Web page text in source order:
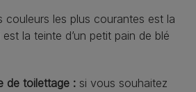
couleurs les plus courantes est la
la teinte d’un petit pain de blé
de toilettage : si vous souhaitez